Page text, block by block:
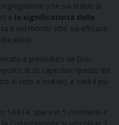
(che sia fedele al
e la significatività della
e nel mondo (che sia efficace
e presieduto da Don
di 26 capitolari; questo del
di voto e invitati), e sarà il più
14.614, sparsi in 5 continenti e